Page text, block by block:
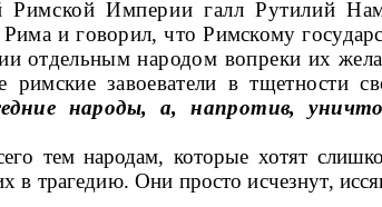
Римской Империи галл Рутилий
Рима и говорил, что Римскому
отдельным народом вопреки их
завоеватели в тщет­ности
народы, а, напротив,
тем народам, которые хотят
в трагедию. Они просто исчезнут,